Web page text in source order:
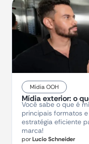
Mídia OOH
Mídia exterior: o
Você sabe o que é
principais formatos
estratégia eficiente
marca!
porLucio Schneider